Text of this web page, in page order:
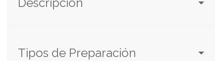
Tipos de Preparación